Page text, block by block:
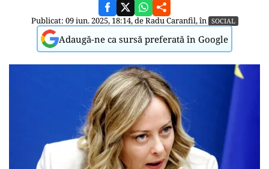
Publicat: 09 iun. 2025, 18:14, deRadu Caranfil, în SOCIAL
Adaugă-ne ca sursă preferată în Google